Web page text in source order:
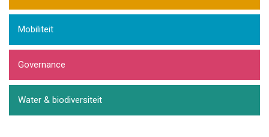
Mobiliteit
Governance
Water & biodiversiteit